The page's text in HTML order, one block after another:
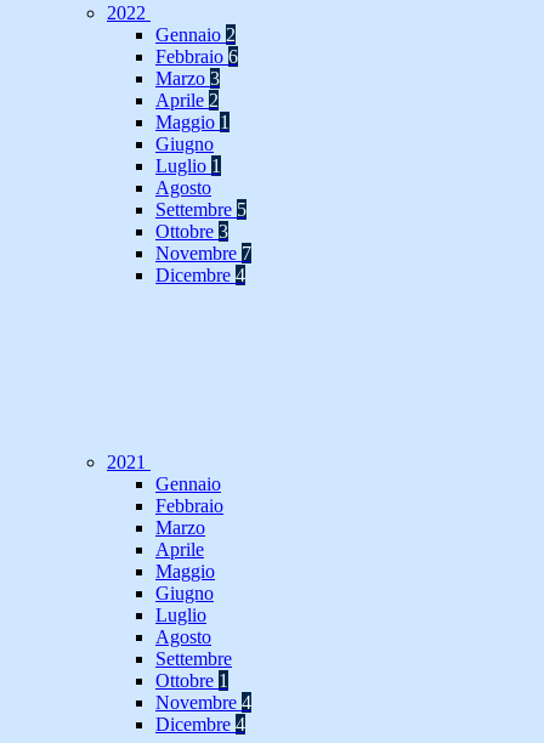
2022
Gennaio 2
Febbraio 6
Marzo 3
Aprile 2
Maggio 1
Giugno
Luglio 1
Agosto
Settembre 5
Ottobre 3
Novembre 7
Dicembre 4
2021
Gennaio
Febbraio
Marzo
Aprile
Maggio
Giugno
Luglio
Agosto
Settembre
Ottobre 1
Novembre 4
Dicembre 4